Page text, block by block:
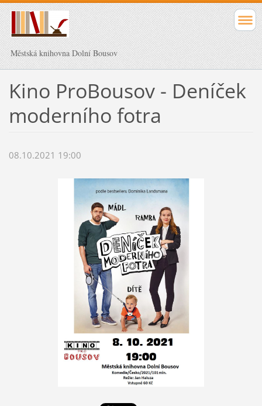
Městská knihovna Dolní Bousov
Kino ProBousov - Deníček
moderního fotra
08.10.2021 19:00